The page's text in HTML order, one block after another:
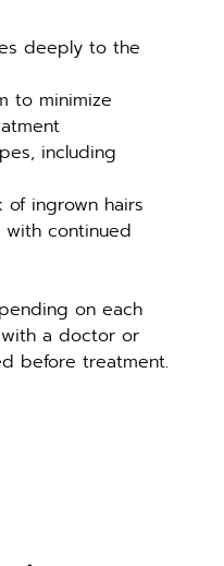
deeply to the
to minimize
including
ingrown hairs
with continued
on each
a doctor or
before treatment.